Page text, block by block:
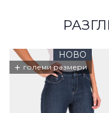
НОВО
+ големи размери